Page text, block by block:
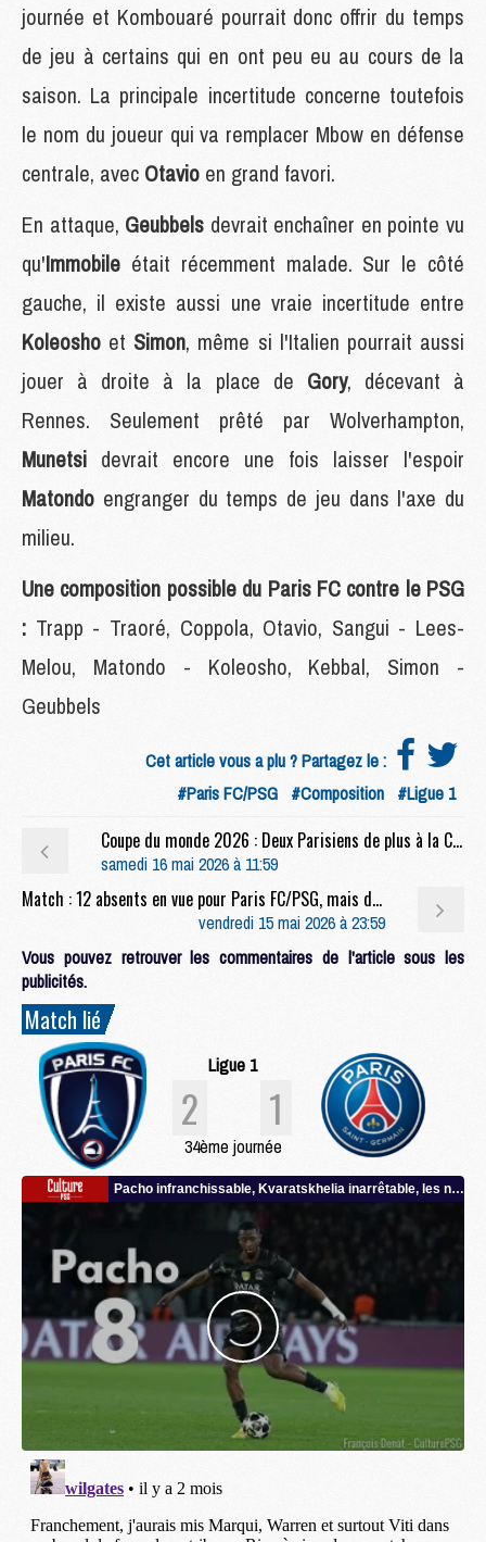
journée et Kombouaré pourrait donc offrir du temps
de jeu à certains qui en ont peu eu au cours de la
saison. La principale incertitude concerne toutefois
le nom du joueur qui va remplacer Mbow en défense
centrale, avec Otavio en grand favori.
En attaque, Geubbels devrait enchaîner en pointe vu
qu'Immobile était récemment malade. Sur le côté
gauche, il existe aussi une vraie incertitude entre
Koleosho et Simon, même si l'Italien pourrait aussi
jouer à droite à la place de Gory, décevant à
Rennes. Seulement prêté par Wolverhampton,
Munetsi devrait encore une fois laisser l'espoir
Matondo engranger du temps de jeu dans l'axe du
milieu.
Une composition possible du Paris FC contre le PSG
: Trapp - Traoré, Coppola, Otavio, Sangui - Lees-
Melou, Matondo - Koleosho, Kebbal, Simon -
Geubbels
Cet article vous a plu ? Partagez le :
#Paris FC/PSG #Composition #Ligue 1
Coupe du monde 2026 : Deux Parisiens de plus à la Coupe du monde, dont un très peu connu
samedi 16 mai 2026 à 11:59
Match : 12 absents en vue pour Paris FC/PSG, mais des retours attendus
vendredi 15 mai 2026 à 23:59
Vous pouvez retrouver les commentaires de l'article sous les
publicités.
Match lié
Ligue 1
2 1
34ème journée